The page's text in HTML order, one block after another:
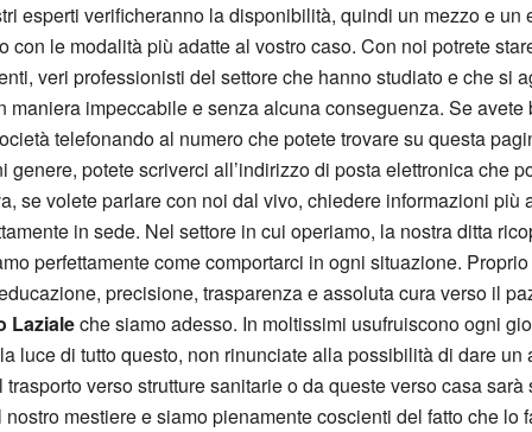
esperti verificheranno la disponibilità, quindi un mezzo e un
le modalità più adatte al vostro caso. Con noi potrete
veri professionisti del settore che hanno studiato e che si
maniera impeccabile e senza alcuna conseguenza. Se avete
telefonando al numero che potete trovare su questa
potete scriverci all’indirizzo di posta elettronica che
se volete parlare con noi dal vivo, chiedere informazioni più
in sede. Nel settore in cui operiamo, la nostra ditta
perfettamente come comportarci in ogni situazione.
precisione, trasparenza e assoluta cura verso il
Lazialeche siamo adesso. In moltissimi usufruiscono ogni
di tutto questo, non rinunciate alla possibilità di dare un
verso strutture sanitarie o da queste verso casa sarà
mestiere e siamo pienamente coscienti del fatto che lo